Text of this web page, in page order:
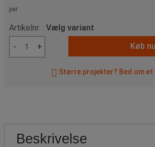
par
Artikelnr: : Vælg variant
-
+ Køb nu
Større projekter? Bed om et
Beskrivelse